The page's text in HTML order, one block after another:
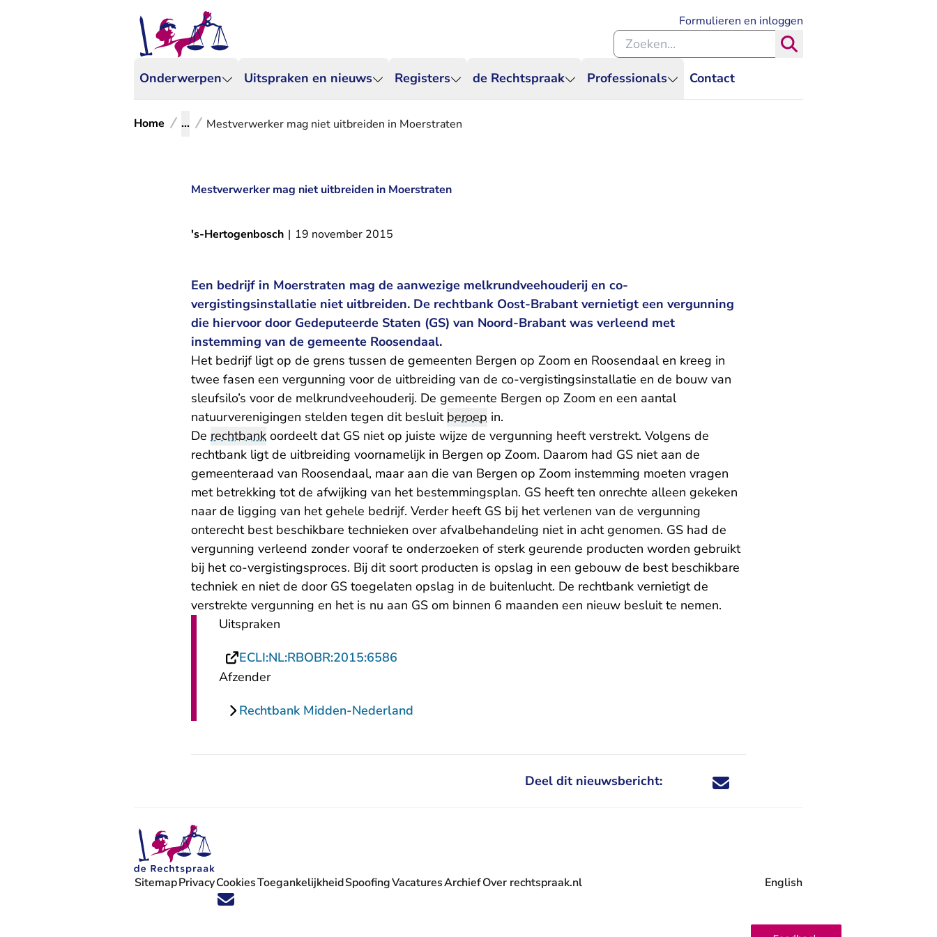
Onderwerpen Uitspraken en nieuws Registers de Rechtspraak Professionals Contact
Formulieren en inloggen
Zoeken binnen de Rechtspraak
Home ... Mestverwerker mag niet uitbreiden in Moerstraten
Mestverwerker mag niet uitbreiden in Moerstraten
's-Hertogenbosch | 19 november 2015
Een bedrijf in Moerstraten mag de aanwezige melkrundveehouderij en co-
vergistingsinstallatie niet uitbreiden. De rechtbank Oost-Brabant vernietigt een vergunning
die hiervoor door Gedeputeerde Staten (GS) van Noord-Brabant was verleend met
instemming van de gemeente Roosendaal.
Het bedrijf ligt op de grens tussen de gemeenten Bergen op Zoom en Roosendaal en kreeg in
twee fasen een vergunning voor de uitbreiding van de co-vergistingsinstallatie en de bouw van
sleufsilo’s voor de melkrundveehouderij. De gemeente Bergen op Zoom en een aantal
natuurverenigingen stelden tegen dit besluitberoep in.
De rechtbank oordeelt dat GS niet op juiste wijze de vergunning heeft verstrekt. Volgens de
rechtbank ligt de uitbreiding voornamelijk in Bergen op Zoom. Daarom had GS niet aan de
gemeenteraad van Roosendaal, maar aan die van Bergen op Zoom instemming moeten vragen
met betrekking tot de afwijking van het bestemmingsplan. GS heeft ten onrechte alleen gekeken
naar de ligging van het gehele bedrijf. Verder heeft GS bij het verlenen van de vergunning
onterecht best beschikbare technieken over afvalbehandeling niet in acht genomen. GS had de
vergunning verleend zonder vooraf te onderzoeken of sterk geurende producten worden gebruikt
bij het co-vergistingsproces. Bij dit soort producten is opslag in een gebouw de best beschikbare
techniek en niet de door GS toegelaten opslag in de buitenlucht. De rechtbank vernietigt de
verstrekte vergunning en het is nu aan GS om binnen 6 maanden een nieuw besluit te nemen.
Uitspraken
ECLI:NL:RBOBR:2015:6586
Afzender
Rechtbank Midden-Nederland
Deel dit nieuwsbericht: Deel dit nieuwsbericht via X - U verlaat
Deel dit nieuwsbericht via Facebook - U
Deel dit nieuwsbericht via e-mail
Deel dit nieuwsbericht via LinkedIn - U
Volg ons op X (Twitter) - U verlaat Rechtspraak.nl
Volg ons op Facebook - U verlaat Rechtspraak.nl
Volg ons op Instagram - U verlaat Rechtspraak.nl
Volg ons op Youtube - U verlaat Rechtspraak.nl
Volg ons op LinkedIn - U verlaat Rechtspraak.nl
'Blijf op de hoogte' nieuwsbrief - U verlaat Rechtspraak.nl
SitemapPrivacyCookiesToegankelijkheidSpoofingVacatures
- U verlaat Rechtspraak.nl
ArchiefOver rechtspraak.nl English